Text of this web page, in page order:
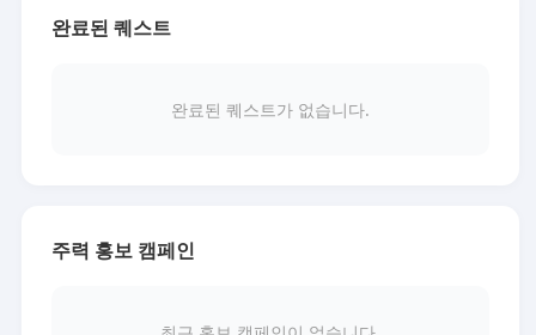
완료된 퀘스트
완료된 퀘스트가 없습니다.
주력 홍보 캠페인